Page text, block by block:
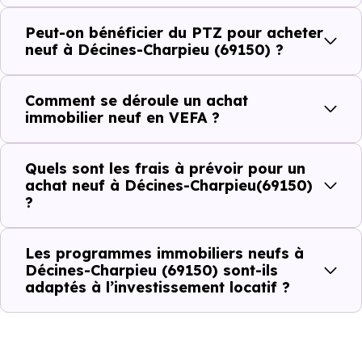
qui constituent autant d'arguments concrets pour habiter
ou investir dans la commune.
Combien coûte un logement à Décines-
Charpieu (69150) ?
C'est souvent la première question. Voici les repères de
prix à connaître pour un achat immobilier à Décines-
Charpieu (69150) :
Prix
minimum
Prix
moyen
Prix
maximum
Peut-on bénéficier du PTZ pour acheter
neuf à Décines-Charpieu (69150) ?
Comment se déroule un achat
immobilier neuf en VEFA ?
Quels sont les frais à prévoir pour un
achat neuf à Décines-Charpieu(69150)
?
Les programmes immobiliers neufs à
Décines-Charpieu (69150) sont-ils
adaptés à l’investissement locatif ?